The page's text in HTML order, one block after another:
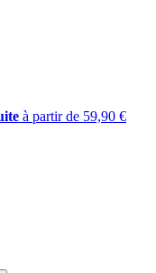
à partir de 59,90 €